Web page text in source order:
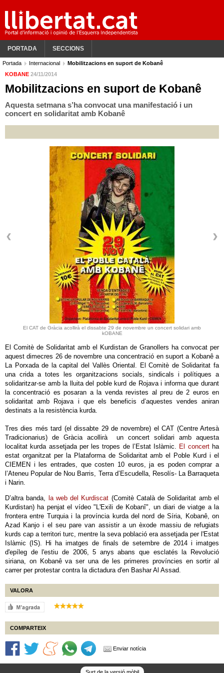
PORTADA SECCIONS
Portada Internacional
Mobilitzacions en suport de Kobanê
KOBANE 24/11/2014
Mobilitzacions en suport de Kobanê
Aquesta setmana s’ha convocat una manifestació i un
concert en solidaritat amb Kobanê
El CAT de Gràcia acollirà el dissabte 29 de novembre un concert solidari amb
kOBANE
El Comitè de Solidaritat amb el Kurdistan de Granollers ha convocat per
aquest dimecres 26 de novembre una concentració en suport a Kobanê a
La Porxada de la capital del Vallès Oriental. El Comitè de Solidaritat fa
una crida a totes les organitzacions socials, sindicals i polítiques a
solidaritzar-se amb la lluita del poble kurd de Rojava i informa que durant
la concentració es posaran a la venda revistes al preu de 2 euros en
solidaritat amb Rojava i que els beneficis d’aquestes vendes aniran
destinats a la resistència kurda.
Tres dies més tard (el dissabte 29 de novembre) el CAT (Centre Artesà
Tradicionarius) de Gràcia acollirà un concert solidari amb aquesta
localitat kurda assetjada per les tropes de l’Estat Islàmic. El concert ha
estat organitzat per la Plataforma de Solidaritat amb el Poble Kurd i el
CIEMEN i les entrades, que costen 10 euros, ja es poden comprar a
l’Ateneu Popular de Nou Barris, Terra d’Escudella, Resolís- La Barraqueta
i Narin.
D’altra banda, la web del Kurdiscat (Comitè Català de Solidaritat amb el
Kurdistan) ha penjat el vídeo "L'Exili de Kobanî", un diari de viatge a la
frontera entre Turquia i la província kurda del nord de Síria, Kobanê, on
Azad Kanjo i el seu pare van assistir a un èxode massiu de refugiats
kurds cap a territori turc, mentre la seva població era assetjada per l'Estat
Islàmic (IS). Hi ha imatges de finals de setembre de 2014 i imatges
d'epíleg de l'estiu de 2006, 5 anys abans que esclatés la Revolució
siriana, on Kobanê va ser una de les primeres províncies en sortir al
carrer per protestar contra la dictadura d'en Bashar Al Assad.
VALORA
COMPARTEIX
Enviar notícia